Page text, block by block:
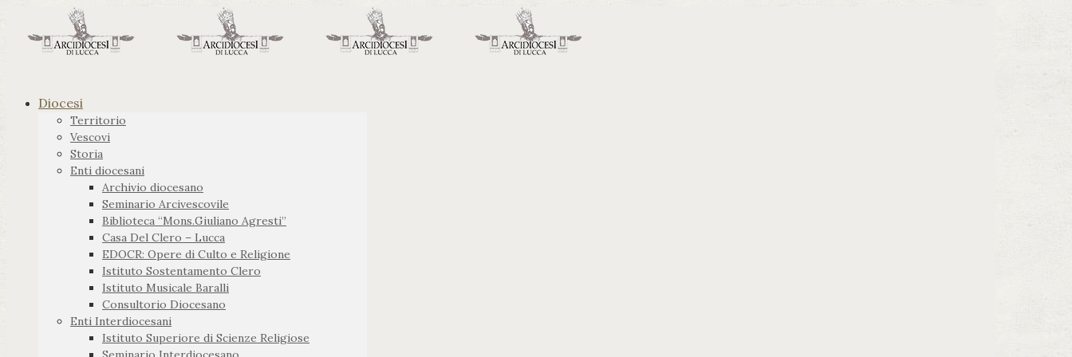
Diocesi
Territorio
Vescovi
Storia
Enti diocesani
Archivio diocesano
Seminario Arcivescovile
Biblioteca “Mons.Giuliano Agresti”
Casa Del Clero – Lucca
EDOCR: Opere di Culto e Religione
Istituto Sostentamento Clero
Istituto Musicale Baralli
Consultorio Diocesano
Enti Interdiocesani
Istituto Superiore di Scienze Religiose